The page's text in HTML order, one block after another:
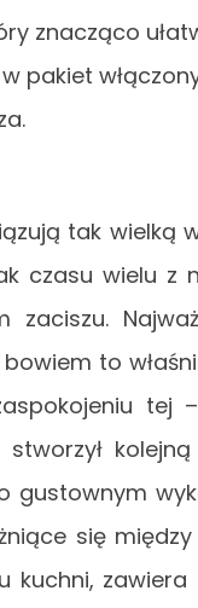
znacząco
pakiet
tak wielką
czasu wielu z
zaciszu.
to
tej
stworzył
gustownym
się
kuchni,